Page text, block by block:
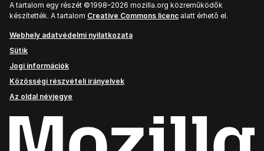
A tartalom egy részét ©1998–2026 mozilla.org közreműködők
készítették. A tartalom Creative Commons licenc alatt érhető el.
Webhely adatvédelmi nyilatkozata
Sütik
Jogi információk
Közösségi részvételi irányelvek
Az oldal névjegye